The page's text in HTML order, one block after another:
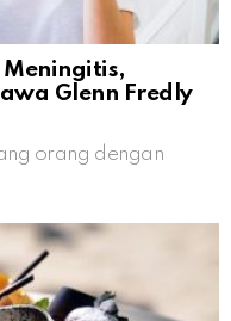
Meningitis,
Glenn Fredly
orang dengan